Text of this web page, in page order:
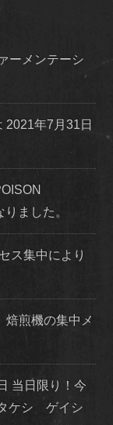
ーメンテーシ
2021年7月31日
ました。
ス集中により
焙煎機の集中メ
当日限り！今
ケシ ゲイシ